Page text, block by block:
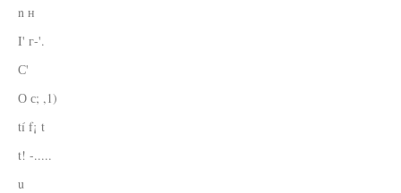
n н
I' г-'.
С'
О с; ,1)
tí f¡ t
t! -.....
u